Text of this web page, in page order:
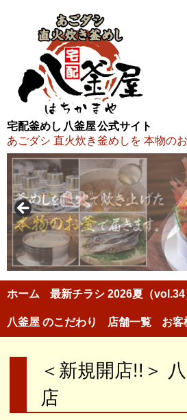
宅配釜めし 八釜屋 公式サイト
あごダシ 直火炊き釜めしを 本物の
ホーム 最新チラシ 2026夏（vol.34
八釜屋 のこだわり 店舗一覧 お客
＜新規開店!!＞
店